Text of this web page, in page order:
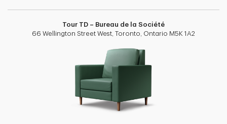
Tour TD – Bureau de la Société
66 Wellington Street West, Toronto, Ontario M5K 1A2